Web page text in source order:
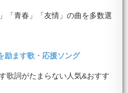
「青春」「友情」の曲を多数選
励ます歌・応援ソング
歌詞がたまらない人気&おすす